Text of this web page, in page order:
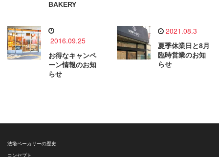
BAKERY
2016.09.25
お得なキャンペ
ーン情報のお知
らせ
2021.08.3
夏季休業日と8月
臨時営業のお知
らせ
法塔ベーカリーの歴史
コンセプト